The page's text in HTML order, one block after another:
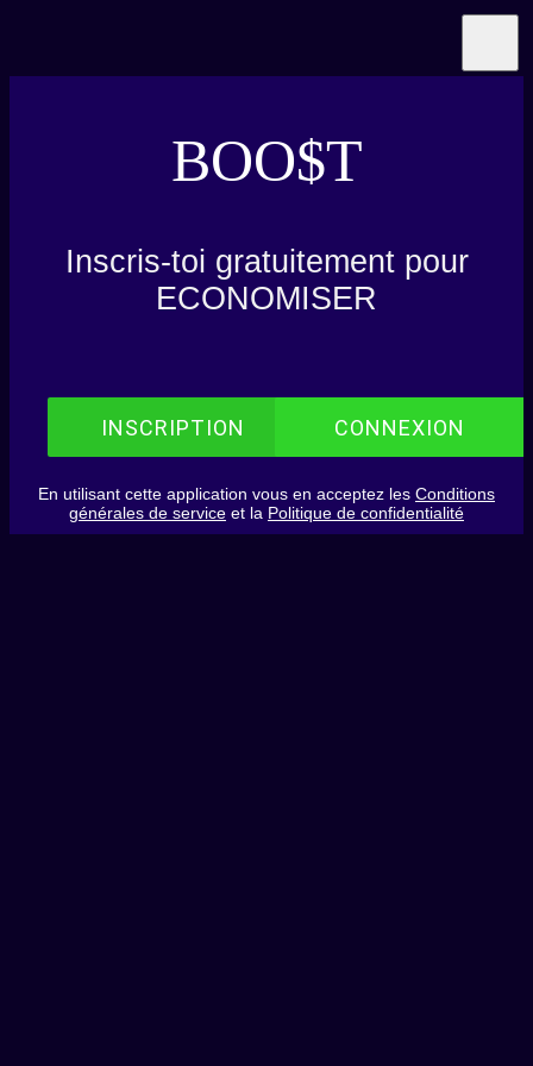
BOO$T
Inscris-toi gratuitement pour
ECONOMISER
INSCRIPTION CONNEXION
En utilisant cette application vous en acceptez les Conditions
générales de serviceet la Politique de confidentialité